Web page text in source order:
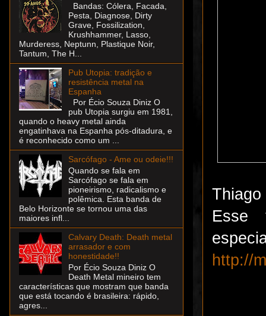
Thiago
Esse
http://
Bandas: Cólera, Facada,
Pesta, Diagnose, Dirty
Grave, Fossilization,
Krushhammer, Lasso,
Murderess, Neptunn, Plastique Noir,
Tantum, The H...
Pub Utopia: tradição e
resistência metal na
Espanha
Por Écio Souza Diniz O
pub Utopia surgiu em 1981,
quando o heavy metal ainda
engatinhava na Espanha pós-ditadura, e
é reconhecido como um ...
Sarcófago - Ame ou odeie!!!
Quando se fala em
Sarcófago se fala em
pioneirismo, radicalismo e
polêmica. Esta banda de
Belo Horizonte se tornou uma das
maiores infl...
Calvary Death: Death metal
arrasador e com
honestidade!!
Por Écio Souza Diniz O
Death Metal mineiro tem
características que mostram que banda
que está tocando é brasileira: rápido,
agres...